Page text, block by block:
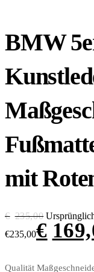
BMW
mit
€ 235,00
€235,00€
Qualität